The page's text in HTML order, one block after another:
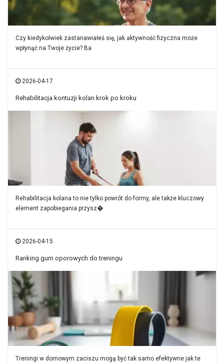
Czy kiedykolwiek zastanawiałeś się, jak aktywność fizyczna może
wpłynąć na Twoje życie? Ba
2026-04-17
Rehabilitacja kontuzji kolan krok po kroku
Rehabilitacja kolana to nie tylko powrót do formy, ale także kluczowy
element zapobiegania przysz�
2026-04-15
Ranking gum oporowych do treningu
Treningi w domowym zaciszu mogą być tak samo efektywne jak te